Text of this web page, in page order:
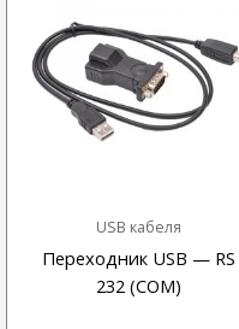
USB кабеля
Переходник USB — RS
232 (COM)